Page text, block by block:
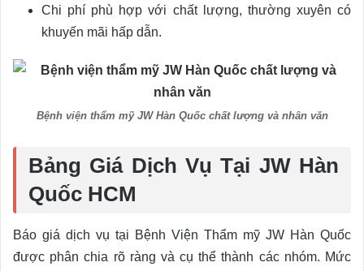
Chi phí phù hợp với chất lượng, thường xuyên có
khuyến mãi hấp dẫn.
Bệnh viện thẩm mỹ JW Hàn Quốc chất lượng và nhân văn
Bảng Giá Dịch Vụ Tại JW Hàn
Quốc HCM
Báo giá dịch vụ tại Bệnh Viện Thẩm mỹ JW Hàn Quốc
được phân chia rõ ràng và cụ thể thành các nhóm. Mức